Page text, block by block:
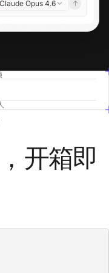
Claude Opus 4.6
开箱即